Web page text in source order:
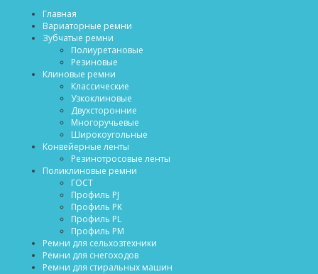
Главная
Вариаторные ремни
Зубчатые ремни
Полиуретановые
Резиновые
Клиновые ремни
Классические
Узкоклиновые
Двухсторонние
Многоручьевые
Широкоугольные
Конвейерные ленты
Резинотросовые ленты
Поликлиновые ремни
ГОСТ
Профиль PJ
Профиль PK
Профиль PL
Профиль PM
Ремни для сельхозтехники
Ремни для снегоходов
Ремни для стиральных машин